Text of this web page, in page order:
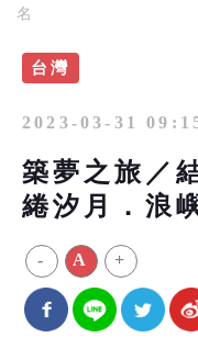
名
台灣
2023-03-31
築夢之旅／
綣汐月．浪
- A +